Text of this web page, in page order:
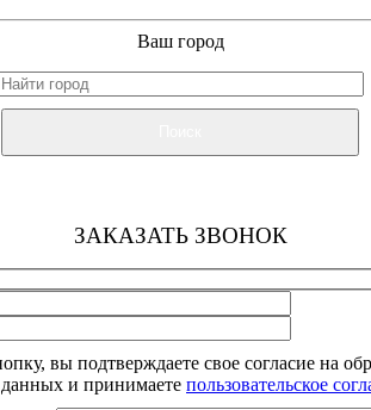
Ваш город
ЗАКАЗАТЬ ЗВОНОК
вы подтверждаете свое согласие на
и принимаете пользовательское